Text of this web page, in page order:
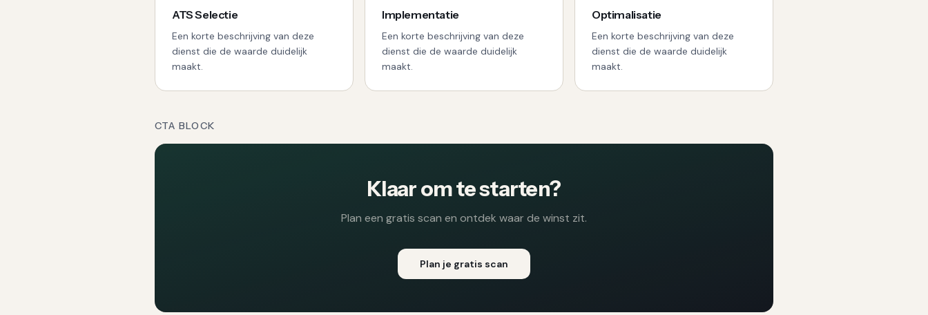
ATS Selectie
Een korte beschrijving van deze
dienst die de waarde duidelijk
maakt.
Implementatie
Een korte beschrijving van deze
dienst die de waarde duidelijk
maakt.
Optimalisatie
Een korte beschrijving van deze
dienst die de waarde duidelijk
maakt.
CTA BLOCK
Klaar om te starten?
Plan een gratis scan en ontdek waar de winst zit.
Plan je gratis scan